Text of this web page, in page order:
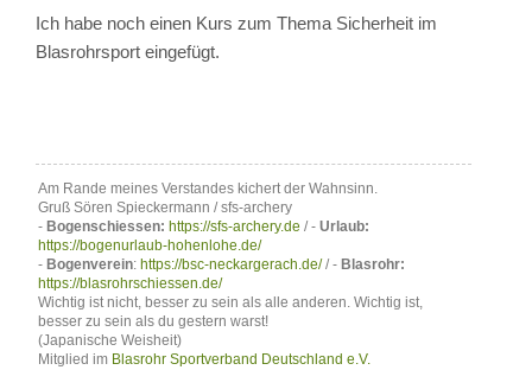
Ich habe noch einen Kurs zum Thema Sicherheit im
Blasrohrsport eingefügt.
Am Rande meines Verstandes kichert der Wahnsinn.
Gruß Sören Spieckermann / sfs-archery
- Bogenschiessen: https://sfs-archery.de / - Urlaub:
https://bogenurlaub-hohenlohe.de/
- Bogenverein: https://bsc-neckargerach.de// - Blasrohr:
https://blasrohrschiessen.de/
Wichtig ist nicht, besser zu sein als alle anderen. Wichtig ist,
besser zu sein als du gestern warst!
(Japanische Weisheit)
Mitglied im Blasrohr Sportverband Deutschland e.V.